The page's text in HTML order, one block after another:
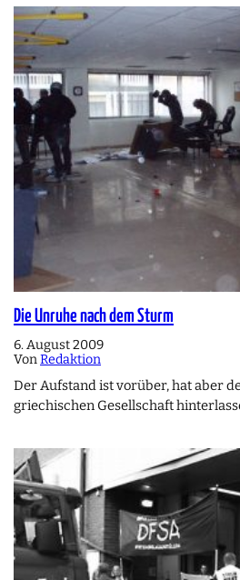
Die Unruhe nach dem Sturm
6. August 2009
VonRedaktion
Der Aufstand ist vorüber, hat aber
griechischen Gesellschaft